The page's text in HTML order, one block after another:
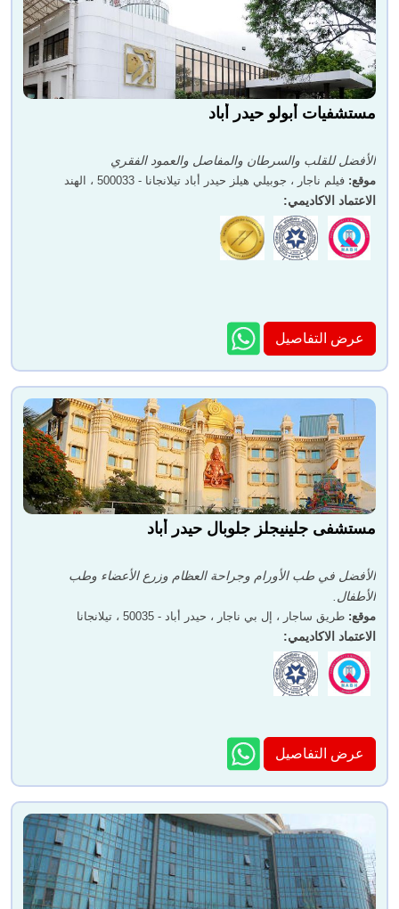
مستشفيات أبولو حيدر أباد
الأفضل للقلب والسرطان والمفاصل والعمود الفقري
موقع: فيلم ناجار ، جوبيلي هيلز حيدر أباد تيلانجانا - 500033 ، الهند
الاعتماد الاكاديمي:
عرض التفاصيل
مستشفى جلينيجلز جلوبال حيدر أباد
الأفضل في طب الأورام وجراحة العظام وزرع الأعضاء وطب
الأطفال.
موقع: طريق ساجار ، إل بي ناجار ، حيدر أباد - 50035 ، تيلانجانا
الاعتماد الاكاديمي:
عرض التفاصيل